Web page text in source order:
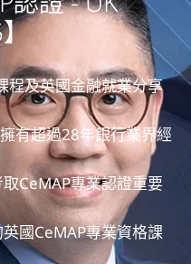
程及英國金融就業分享
有超過28年銀行業界經
CeMAP專業認證重要
國CeMAP專業資格課